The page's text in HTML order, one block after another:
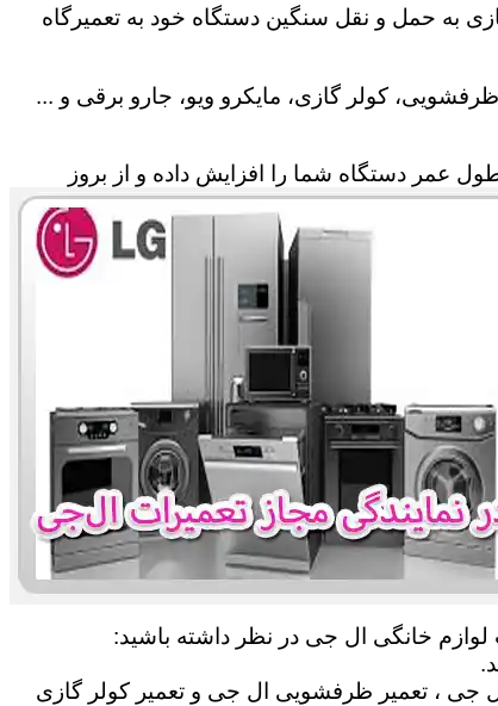
به حمل و نقل سنگین دستگاه خود به تعمیرگاه
کولر گازی، مایکرو ویو، جارو برقی و ...
عمر دستگاه شما را افزایش داده و از بروز
لوازم خانگی ال جی در نظر داشته باشید:
جی ، تعمیر ظرفشویی ال جی و تعمیر کولر گازی